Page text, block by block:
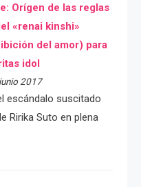
Orígen de las reglas
«renai kinshi»
del amor) para
idol
2017
escándalo suscitado
Ririka Suto en plena